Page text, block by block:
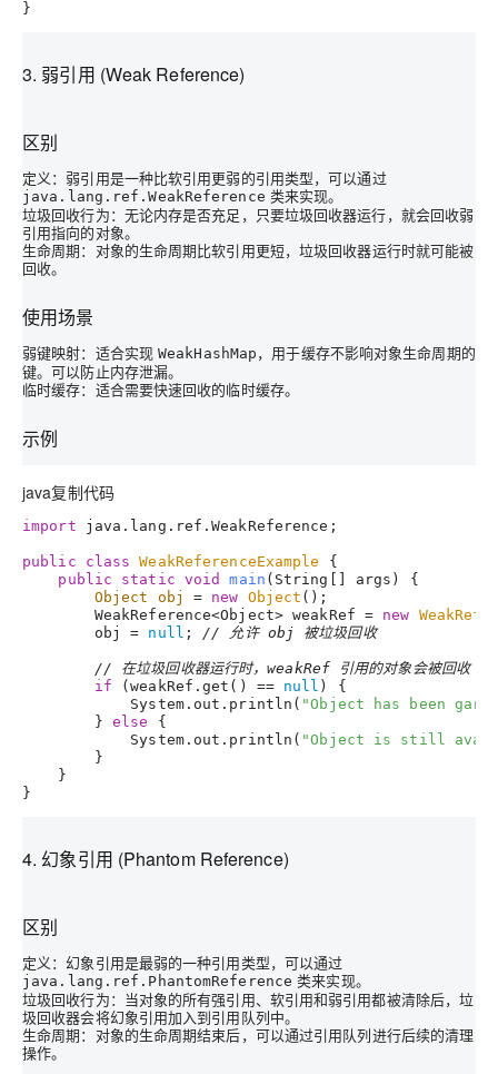
3. 弱引用 (Weak Reference)
区别
定义：弱引用是一种比软引用更弱的引用类型，可以通过
java.lang.ref.WeakReference 类来实现。
垃圾回收行为：无论内存是否充足，只要垃圾回收器运行，就会回收弱
引用指向的对象。
生命周期：对象的生命周期比软引用更短，垃圾回收器运行时就可能被
回收。
使用场景
弱键映射：适合实现WeakHashMap ，用于缓存不影响对象生命周期的
键。可以防止内存泄漏。
临时缓存：适合需要快速回收的临时缓存。
示例
java复制代码
import java.lang.ref.WeakReference;
public class WeakReferenceExample {
public
static void main (String[] args)
{
Object
obj = new Object ();
WeakReference<Object> weakRef = new
obj = null ; // 允许 obj 被垃圾回收
// 在垃圾回收器运行时，weakRef 引用的对象会被回收
if (weakRef.get() == null ) {
System.out.println( "Object has been
} else {
System.out.println( "Object is still
}
}
4. 幻象引用 (Phantom Reference)
区别
定义：幻象引用是最弱的一种引用类型，可以通过
java.lang.ref.PhantomReference 类来实现。
垃圾回收行为：当对象的所有强引用、软引用和弱引用都被清除后，垃
圾回收器会将幻象引用加入到引用队列中。
生命周期：对象的生命周期结束后，可以通过引用队列进行后续的清理
操作。